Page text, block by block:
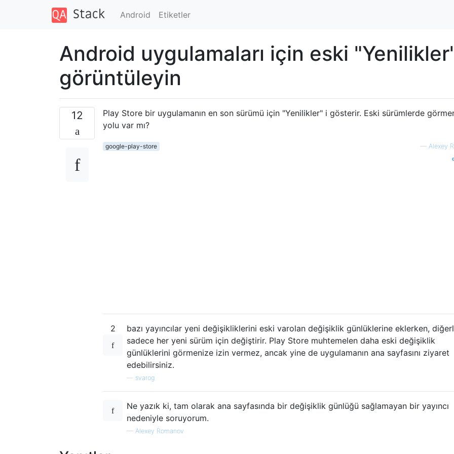
Android Etiketler
Android uygulamaları için eski
görüntüleyin
12
Play Store bir uygulamanın en son sürümü için "Yenilikler" i gösterir. Eski sürümlerde
yolu var mı?
google-play-store — Alexey
2
bazı yayıncılar yeni değişikliklerini eski varolan değişiklik günlüklerine eklerken,
sadece her yeni sürüm için değiştirir. Play Store muhtemelen daha eski değişiklik
günlüklerini görmenize izin vermez, ancak yine de uygulamanın ana sayfasını ziyaret
edebilirsiniz.
svarog
Ne yazık ki, tam olarak ana sayfasında bir değişiklik günlüğü sağlamayan bir yayıncı
nedeniyle soruyorum.
— Alexey Romanov